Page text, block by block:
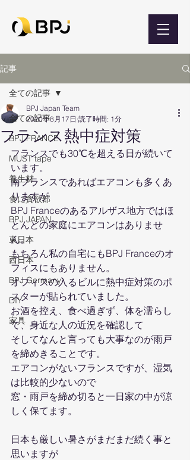
記事
全ての記事
BPJ FRANCE
MUST tape
養生材
食に貪欲部
BPJ JAPAN
東日本
西日本
BPJ Germany
DIY
家具
全ての記事
フランス熱中症対策
BPJ Japan Team
2020年8月17日 読了時間: 1分
フランスでも30℃を超える日が続いて
います。
南フランスであればエアコンも多くあ
りますが
BPJ Franceのあるアルザス地方ではほ
とんどの家庭にエアコンはありませ
ん。
もちろん私の自宅にもBPJ Franceのオ
フィスにもありません。
オフィスの入るビルに熱中症対策のポ
スターが貼られていました。
お酒を控え、食べ過ぎず、体を濡らし
て、身近な人の近況を確認して
そしてなんと言っても大事なのが雨戸
を締めきることです。
エアコンがないフランスですが、湿気
は比較的少ないので
窓・雨戸を締め切ると一日家の中が涼
しく保てます。
日本も厳しい暑さがまだまだ続く事と
思いますが